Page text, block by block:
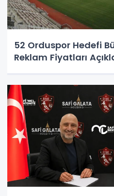
52 Orduspor Hedefi
Reklam Fiyatları